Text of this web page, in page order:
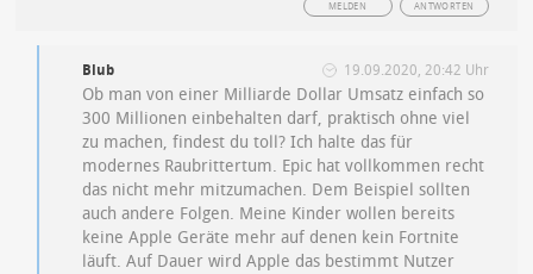
ANTWORTEN
MELDEN
Blub 19.09.2020, 20:42 Uhr
Ob man von einer Milliarde Dollar Umsatz einfach so
300 Millionen einbehalten darf, praktisch ohne viel
zu machen, findest du toll? Ich halte das für
modernes Raubrittertum. Epic hat vollkommen recht
das nicht mehr mitzumachen. Dem Beispiel sollten
auch andere Folgen. Meine Kinder wollen bereits
keine Apple Geräte mehr auf denen kein Fortnite
läuft. Auf Dauer wird Apple das bestimmt Nutzer